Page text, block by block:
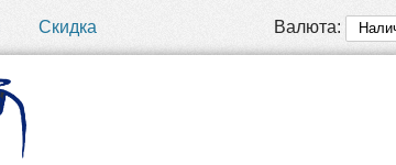
Скидка Валюта: